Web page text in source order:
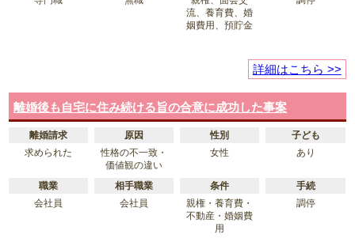
流、養育費、婚
姻費用、預貯金
詳細はこちら >>
離婚後も自宅に住み続ける旨の合意に成功した事案
離婚請求 原因 性別
子ども
求められた
性格の不一致・
価値観の違い
女性 あり
職業 相手職業 条件
手続
会社員
会社員
親権・養育費・
不動産・婚姻費
用
調停